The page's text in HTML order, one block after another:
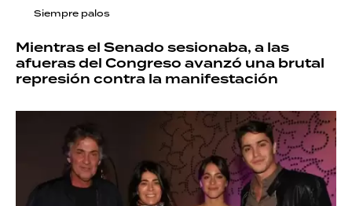
Siempre palos
Mientras el Senado sesionaba, a las
afueras del Congreso avanzó una brutal
represión contra la manifestación